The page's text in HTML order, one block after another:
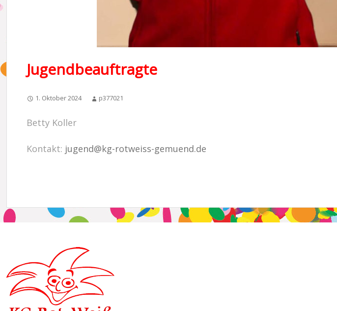
Jugendbeauftragte
1. Oktober 2024 p377021
Betty Koller
Kontakt: jugend@kg-rotweiss-gemuend.de